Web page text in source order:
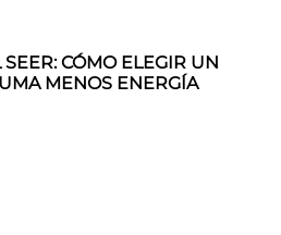
CÓMO ELEGIR UN
MENOS ENERGÍA